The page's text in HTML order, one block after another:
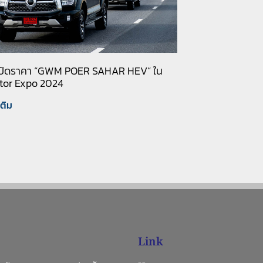
ราคา “GWM POER SAHAR HEV” ใน
Expo 2024
ม
Link